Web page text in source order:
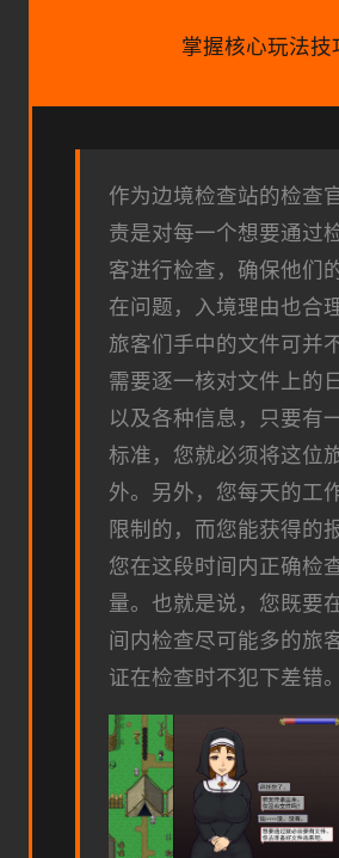
掌握核心玩法技
作为边境检查站的检查
责是对每一个想要通过
客进行检查，确保他们
在问题，入境理由也合
旅客们手中的文件可并
需要逐一核对文件上的
以及各种信息，只要有
标准，您就必须将这位
外。另外，您每天的工
限制的，而您能获得的
您在这段时间内正确检
量。也就是说，您既要
间内检查尽可能多的旅
证在检查时不犯下差错。